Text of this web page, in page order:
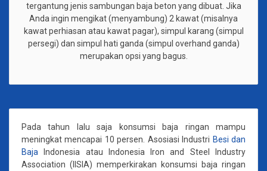
tergantung jenis sambungan baja beton yang dibuat. Jika
Anda ingin mengikat (menyambung) 2 kawat (misalnya
kawat perhiasan atau kawat pagar), simpul karang (simpul
persegi) dan simpul hati ganda (simpul overhand ganda)
merupakan opsi yang bagus.
Pada tahun lalu saja konsumsi baja ringan mampu
meningkat mencapai 10 persen. Asosiasi Industri Besi dan
Baja Indonesia atau Indonesia Iron and Steel Industry
Association (IISIA) memperkirakan konsumsi baja ringan